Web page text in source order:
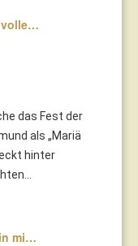
volle…
das Fest der
als „Mariä
hinter
mi…